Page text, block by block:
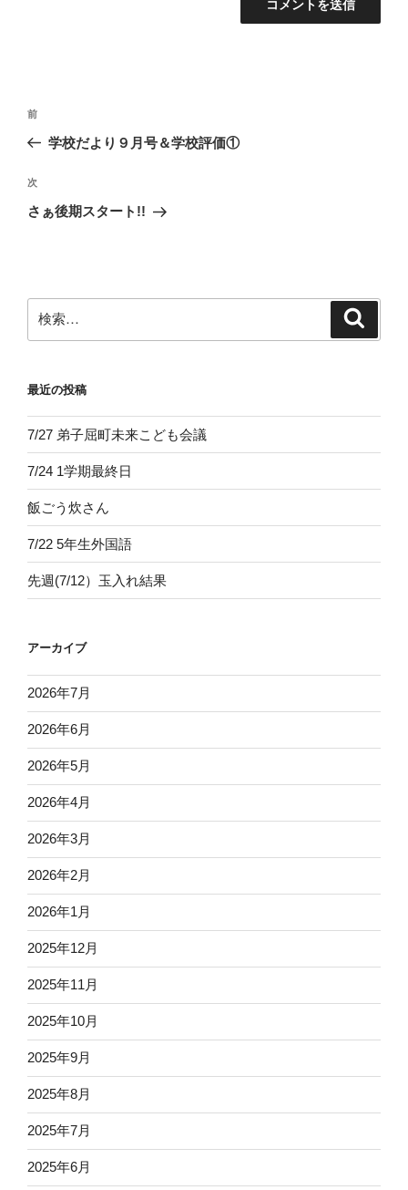
投
ビ
ゲ
ン
前
の
稿
前
学校だより９月号＆学校評価①
次
の
次
さぁ後期スタート!!
索:
最近の投稿
7/27 弟子屈町未来こども会議
7/24 1学期最終日
飯ごう炊さん
7/22 5年生外国語
先週(7/12）玉入れ結果
アーカイブ
2026年7月
2026年6月
2026年5月
2026年4月
2026年3月
2026年2月
2026年1月
2025年12月
2025年11月
2025年10月
2025年9月
2025年8月
2025年7月
2025年6月